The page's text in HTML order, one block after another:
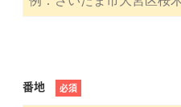
番地 必須